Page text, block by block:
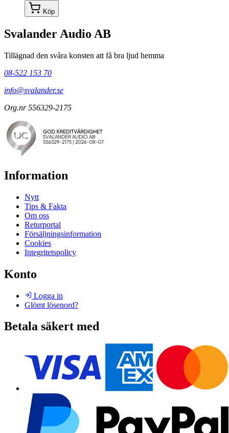
Köp
Svalander Audio AB
Tillägnad den svåra konsten att få bra ljud hemma
08-522 153 70
info@svalander.se
Org.nr 556329-2175
Information
Nytt
Tips & Fakta
Om oss
Returportal
Försäljningsinformation
Cookies
Integritetspolicy
Konto
Logga in
Glömt lösenord?
Betala säkert med